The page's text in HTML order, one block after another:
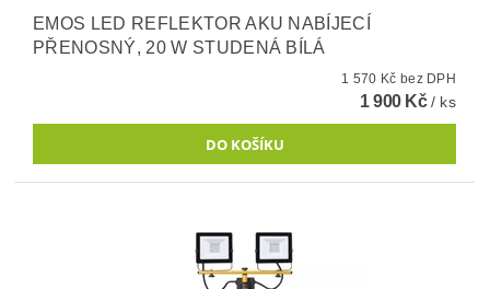
EMOS LED REFLEKTOR AKU NABÍJECÍ
PŘENOSNÝ, 20 W STUDENÁ BÍLÁ
1 570 Kč bez DPH
1 900 Kč/ ks